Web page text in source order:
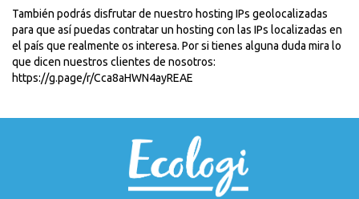
También podrás disfrutar de nuestro hosting IPs geolocalizadas
para que así puedas contratar un hosting con las IPs localizadas en
el país que realmente os interesa. Por si tienes alguna duda mira lo
que dicen nuestros clientes de nosotros:
https://g.page/r/Cca8aHWN4ayREAE